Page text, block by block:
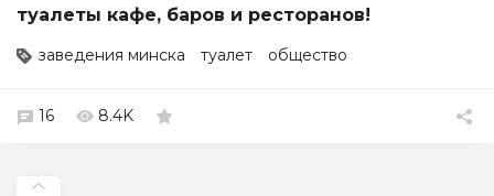
туалеты кафе, баров и ресторанов!
заведения минска туалет общество
16 8.4K